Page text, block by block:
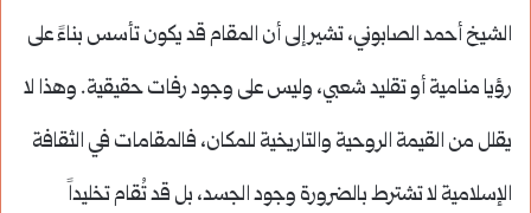
الشيخ أحمد الصابوني، تشير إلى أن المقام قد يكون تأسس بناءً على
رؤيا منامية أو تقليد شعبي، وليس على وجود رفات حقيقية. وهذا لا
يقلل من القيمة الروحية والتاريخية للمكان، فالمقامات في الثقافة
الإسلامية لا تشترط بالضرورة وجود الجسد، بل قد تُقام تخليداً